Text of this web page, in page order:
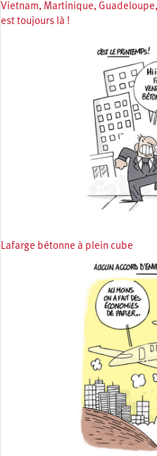
Vietnam, Martinique,
est toujours là !
Lafarge bétonne à plein cube